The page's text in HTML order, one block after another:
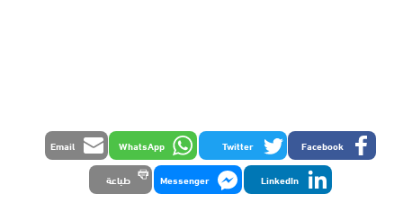
Facebook
Twitter
WhatsApp
Email
LinkedIn
Messenger طباعة